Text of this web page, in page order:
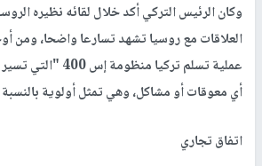
وكان الرئيس التركي أكد خلال لقائه نظيره
العلاقات مع روسيا تشهد تسارعا واضحا، ومن
عملية تسلم تركيا
أي معوقات أو مشاكل، وهي تمثل أولوية بالنسبة
اتفاق تجاري